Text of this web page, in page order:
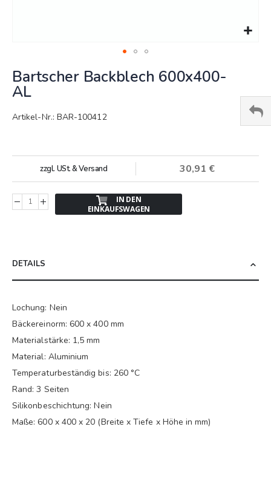
zum
Anfang
der
Bildergalerie
Bartscher Backblech 600x400-
AL
Artikel-Nr.: BAR-100412
30,91 €
zzgl. USt. & Versand
IN DEN
EINKAUFSWAGEN
DETAILS
Lochung: Nein
Bäckereinorm: 600 x 400 mm
Materialstärke: 1,5 mm
Material: Aluminium
Temperaturbeständig bis: 260 °C
Rand: 3 Seiten
Silikonbeschichtung: Nein
Maße: 600 x 400 x 20 (Breite x Tiefe x Höhe in mm)